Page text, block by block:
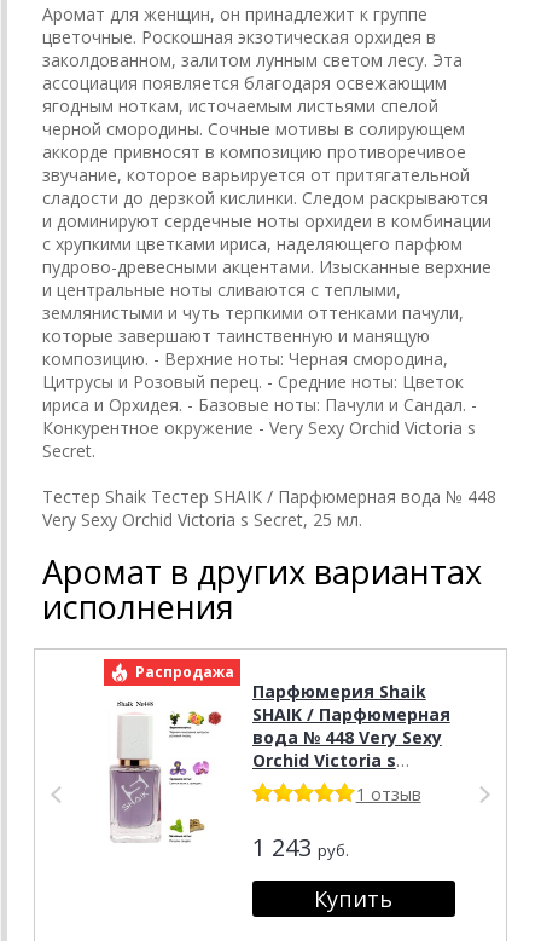
Аромат для женщин, он принадлежит к группе
цветочные. Роскошная экзотическая орхидея в
заколдованном, залитом лунным светом лесу. Эта
ассоциация появляется благодаря освежающим
ягодным ноткам, источаемым листьями спелой
черной смородины. Сочные мотивы в солирующем
аккорде привносят в композицию противоречивое
звучание, которое варьируется от притягательной
сладости до дерзкой кислинки. Следом раскрываются
и доминируют сердечные ноты орхидеи в комбинации
с хрупкими цветками ириса, наделяющего парфюм
пудрово-древесными акцентами. Изысканные верхние
и центральные ноты сливаются с теплыми,
землянистыми и чуть терпкими оттенками пачули,
которые завершают таинственную и манящую
композицию. - Верхние ноты: Черная смородина,
Цитрусы и Розовый перец. - Средние ноты: Цветок
ириса и Орхидея. - Базовые ноты: Пачули и Сандал. -
Конкурентное окружение - Very Sexy Orchid Victoria s
Secret.
Тестер Shaik Тестер SHAIK / Парфюмерная вода № 448
Very Sexy Orchid Victoria s Secret, 25 мл.
Аромат в других вариантах
исполнения
Распродажа
Парфюмерия Shaik
SHAIK / Парфюмерная
вода № 448 Very Sexy
Orchid Victoria s
Secret, 50 ml.1 отзыв
1 243 руб.